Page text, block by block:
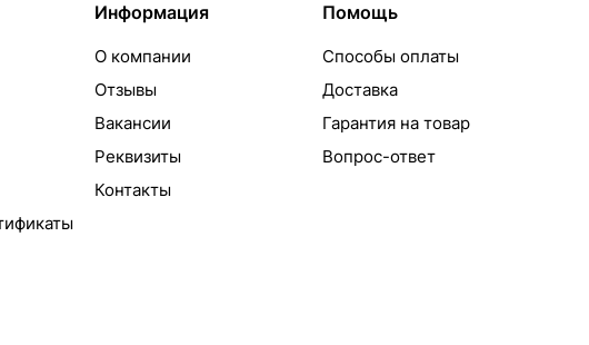
Информация
О компании
Отзывы
Вакансии
Реквизиты
Контакты
Помощь
Способы оплаты
Доставка
Гарантия на товар
Вопрос-ответ